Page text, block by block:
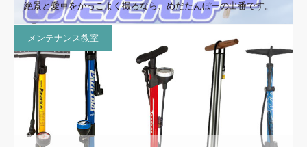
絶景と愛車をかっこよく撮るなら、めだたんぼーの出番です。
メンテナンス教室